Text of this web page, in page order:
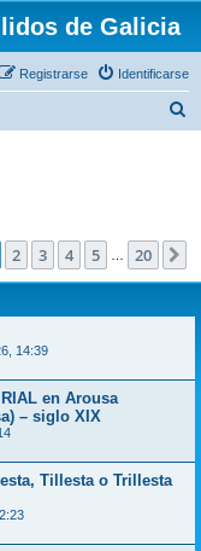
de Galicia
Identificarse
Registrarse
de 20
2 3 4 5 20
14:39
en Arousa
– siglo XIX
Tillesta o Trillesta